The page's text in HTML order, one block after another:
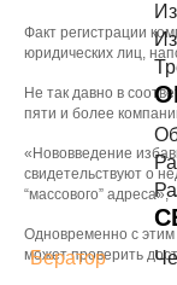
Бератор
Факт регистрации
юридических лиц,
Не так давно в
пяти и более
«Нововведение
свидетельствуют о
“массового”
Одновременно с этим
может проверить